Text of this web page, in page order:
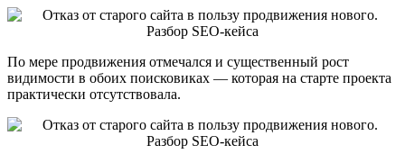
По мере продвижения отмечался и существенный рост
видимости в обоих поисковиках — которая на старте проекта
практически отсутствовала.